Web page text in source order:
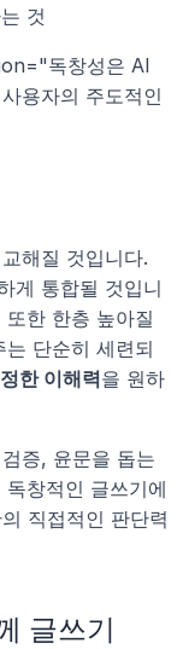
것
독창성은 AI
용자의 주도적인
해질 것입니다.
게 통합될 것입니
한 한층 높아질
단순히 세련되
한 이해력을 원하
증, 윤문을 돕는
창적인 글쓰기에
직접적인 판단력
글쓰기